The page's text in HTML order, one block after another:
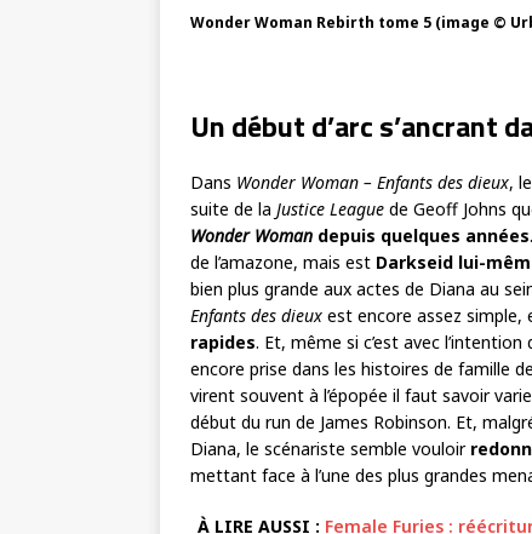
Wonder Woman Rebirth tome 5 (image ©
Un début d’arc s’ancrant
Dans Wonder Woman – Enfants des dieux,
suite de la Justice League de Geoff Johns
Wonder Woman depuis quelques années
de l’amazone, mais est Darkseid lui-
bien plus grande aux actes de Diana au
Enfants des dieux est encore assez simple,
rapides. Et, même si c’est avec
encore prise dans les histoires de famille
virent souvent à l’épopée il faut savoir
début du run de James Robinson. Et,
Diana, le scénariste semble vouloir
mettant face à l’une des plus grandes
À LIRE AUSSI : Female Furies :